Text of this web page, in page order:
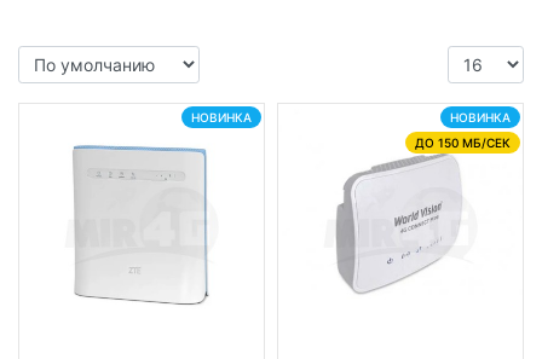
НОВИНКА
НОВИНКА
ДО 150 МБ/СЕК